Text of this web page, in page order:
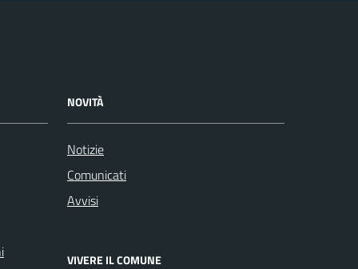
NOVITÀ
Notizie
Comunicati
Avvisi
VIVERE IL COMUNE